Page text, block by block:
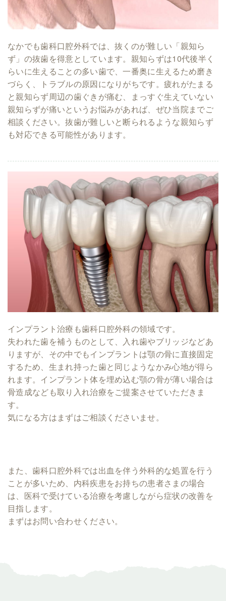
なかでも歯科口腔外科では、抜くのが難しい「親知ら
ず」の抜歯を得意としています。親知らずは10代後半く
らいに生えることの多い歯で、一番奥に生えるため磨き
づらく、トラブルの原因になりがちです。疲れがたまる
と親知らず周辺の歯ぐきが痛む、まっすぐ生えていない
親知らずが痛いというお悩みがあれば、ぜひ当院までご
相談ください。抜歯が難しいと断られるような親知らず
も対応できる可能性があります。
インプラント治療も歯科口腔外科の領域です。
失われた歯を補うものとして、入れ歯やブリッジなどあ
りますが、その中でもインプラントは顎の骨に直接固定
するため、生まれ持った歯と同じようなかみ心地が得ら
れます。インプラント体を埋め込む顎の骨が薄い場合は
骨造成なども取り入れ治療をご提案させていただきま
す。
気になる方はまずはご相談くださいませ。
また、歯科口腔外科では出血を伴う外科的な処置を行う
ことが多いため、 内科疾患をお持ちの患者さまの場合
は、医科で受けている治療を考慮しながら症状の改善を
目指します。
まずはお問い合わせください。